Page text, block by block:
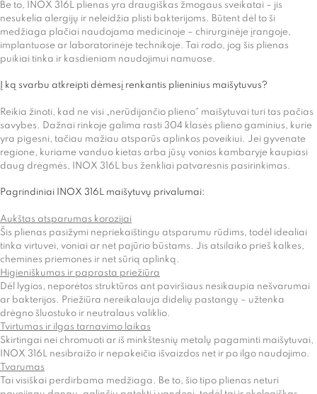
Be to, INOX 316L plienas yra draugiškas žmogaus sveikatai – jis
nesukelia alergijų ir neleidžia plisti bakterijoms. Būtent dėl to ši
medžiaga plačiai naudojama medicinoje – chirurginėje įrangoje,
implantuose ar laboratorinėje technikoje. Tai rodo, jog šis plienas
puikiai tinka ir kasdieniam naudojimui namuose.
Į ką svarbu atkreipti dėmesį renkantis plieninius maišytuvus?
Reikia žinoti, kad ne visi „nerūdijančio plieno“ maišytuvai turi tas pačias
savybes. Dažnai rinkoje galima rasti 304 klasės plieno gaminius, kurie
yra pigesni, tačiau mažiau atsparūs aplinkos poveikiui. Jei gyvenate
regione, kuriame vanduo kietas arba jūsų vonios kambaryje kaupiasi
daug drėgmės, INOX 316L bus ženkliai patvaresnis pasirinkimas.
Pagrindiniai INOX 316L maišytuvų privalumai:
Aukštas atsparumas korozijai
Šis plienas pasižymi nepriekaištingu atsparumu rūdims, todėl idealiai
tinka virtuvei, voniai ar net pajūrio būstams. Jis atsilaiko prieš kalkes,
chemines priemones ir net sūrią aplinką.
Higieniškumas ir paprasta priežiūra
Dėl lygios, neporėtos struktūros ant paviršiaus nesikaupia nešvarumai
ar bakterijos. Priežiūra nereikalauja didelių pastangų – užtenka
drėgno šluostuko ir neutralaus valiklio.
Tvirtumas ir ilgas tarnavimo laikas
Skirtingai nei chromuoti ar iš minkštesnių metalų pagaminti maišytuvai,
INOX 316L nesibraižo ir nepakeičia išvaizdos net ir po ilgo naudojimo.
Tvarumas
Tai visiškai perdirbama medžiaga. Be to, šio tipo plienas neturi